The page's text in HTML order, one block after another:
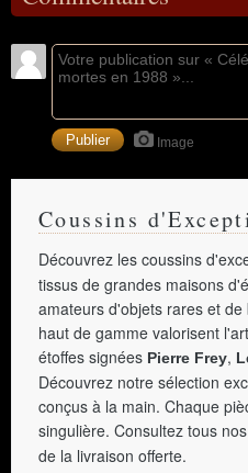
Image
Coussins
Découvrez les coussins
tissus de grandes maisons
amateurs d'objets rares et
haut de gamme valorisent
étoffes signées Pierre Frey,
Découvrez notre sélection
conçus à la main. Chaque
singulière. Consultez tous nos
de la livraison offerte.